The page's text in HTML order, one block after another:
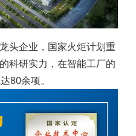
头企业，国家火炬计划重
科研实力，在智能工厂的
80余项。